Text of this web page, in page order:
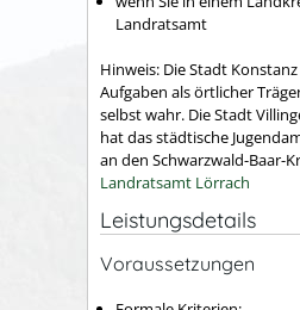
Landratsamt
Hinweis: Die Stadt
Aufgaben als örtlicher
selbst wahr. Die Stadt
hat das städtische
an den Schwarzwald-Baar-
Landratsamt Lörrach
Leistungsdetails
Voraussetzungen